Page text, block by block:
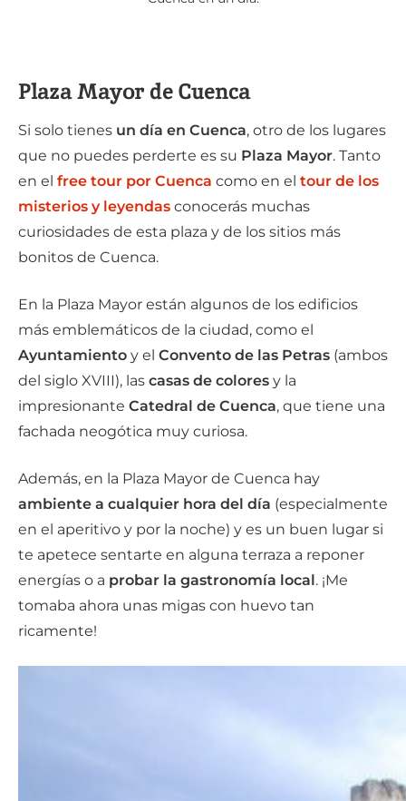
Plaza Mayor de Cuenca
Si solo tienes un día en Cuenca, otro de los lugares
que no puedes perderte es su Plaza Mayor. Tanto
en el free tour por Cuenca como en el tour de los
misterios y leyendas conocerás muchas
curiosidades de esta plaza y de los sitios más
bonitos de Cuenca.
En la Plaza Mayor están algunos de los edificios
más emblemáticos de la ciudad, como el
Ayuntamiento y el Convento de las Petras (ambos
del siglo XVIII), las casas de colores y la
impresionante Catedral de Cuenca, que tiene una
fachada neogótica muy curiosa.
Además, en la Plaza Mayor de Cuenca hay
ambiente a cualquier hora del día (especialmente
en el aperitivo y por la noche) y es un buen lugar si
te apetece sentarte en alguna terraza a reponer
energías o a probar la gastronomía local. ¡Me
tomaba ahora unas migas con huevo tan
ricamente!